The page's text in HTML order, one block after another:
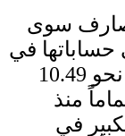
سوى
في حساباتها في
المصارف المراسلة، في مقابل نحو 10.49
منذ
في